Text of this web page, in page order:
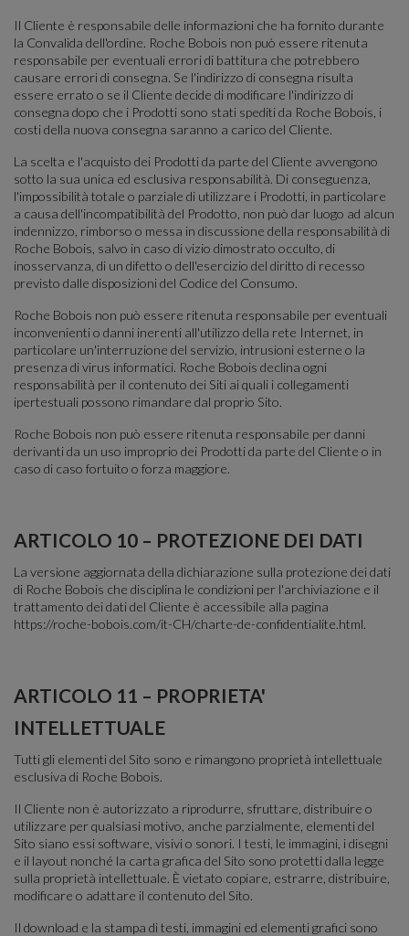
Il Cliente è responsabile delle informazioni che ha fornito durante
la Convalida dell'ordine. Roche Bobois non può essere ritenuta
responsabile per eventuali errori di battitura che potrebbero
causare errori di consegna. Se l'indirizzo di consegna risulta
essere errato o se il Cliente decide di modificare l'indirizzo di
consegna dopo che i Prodotti sono stati spediti da Roche Bobois, i
costi della nuova consegna saranno a carico del Cliente.
La scelta e l'acquisto dei Prodotti da parte del Cliente avvengono
sotto la sua unica ed esclusiva responsabilità. Di conseguenza,
l'impossibilità totale o parziale di utilizzare i Prodotti, in particolare
a causa dell'incompatibilità del Prodotto, non può dar luogo ad alcun
indennizzo, rimborso o messa in discussione della responsabilità di
Roche Bobois, salvo in caso di vizio dimostrato occulto, di
inosservanza, di un difetto o dell'esercizio del diritto di recesso
previsto dalle disposizioni del Codice del Consumo.
Roche Bobois non può essere ritenuta responsabile per eventuali
inconvenienti o danni inerenti all'utilizzo della rete Internet, in
particolare un'interruzione del servizio, intrusioni esterne o la
presenza di virus informatici. Roche Bobois declina ogni
responsabilità per il contenuto dei Siti ai quali i collegamenti
ipertestuali possono rimandare dal proprio Sito.
Roche Bobois non può essere ritenuta responsabile per danni
derivanti da un uso improprio dei Prodotti da parte del Cliente o in
caso di caso fortuito o forza maggiore.
ARTICOLO 10 – PROTEZIONE DEI DATI
La versione aggiornata della dichiarazione sulla protezione dei dati
di Roche Bobois che disciplina le condizioni per l'archiviazione e il
trattamento dei dati del Cliente è accessibile alla pagina
https://roche-bobois.com/it-CH/charte-de-confidentialite.html.
ARTICOLO 11 – PROPRIETA'
INTELLETTUALE
Tutti gli elementi del Sito sono e rimangono proprietà intellettuale
esclusiva di Roche Bobois.
Il Cliente non è autorizzato a riprodurre, sfruttare, distribuire o
utilizzare per qualsiasi motivo, anche parzialmente, elementi del
Sito siano essi software, visivi o sonori. I testi, le immagini, i disegni
e il layout nonché la carta grafica del Sito sono protetti dalla legge
sulla proprietà intellettuale. È vietato copiare, estrarre, distribuire,
modificare o adattare il contenuto del Sito.
Il download e la stampa di testi, immagini ed elementi grafici sono